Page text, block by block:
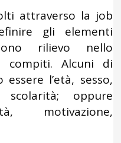
attraverso la job
gli elementi
rilievo nello
compiti. Alcuni di
l’età, sesso,
scolarità; oppure
motivazione,